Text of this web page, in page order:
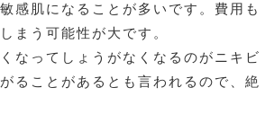
感肌になることが多いです。費用も
まう可能性が大です。
なってしょうがなくなるのがニキビ
ることがあるとも言われるので、絶